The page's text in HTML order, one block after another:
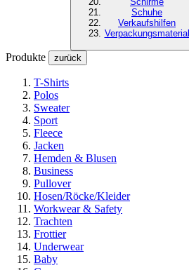
Schuhe
Verkaufshilfen
Verpackungsmaterial
Produkte zurück
T-Shirts
Polos
Sweater
Sport
Fleece
Jacken
Hemden & Blusen
Business
Pullover
Hosen/Röcke/Kleider
Workwear & Safety
Trachten
Frottier
Underwear
Baby